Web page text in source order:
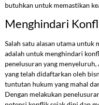
butuhkan untuk memastikan
Menghindari
Salah satu alasan utama untuk
adalah untuk menghindari
penelusuran yang
yang telah didaftarkan oleh
tuntutan hukum yang mahal
Dengan melakukan